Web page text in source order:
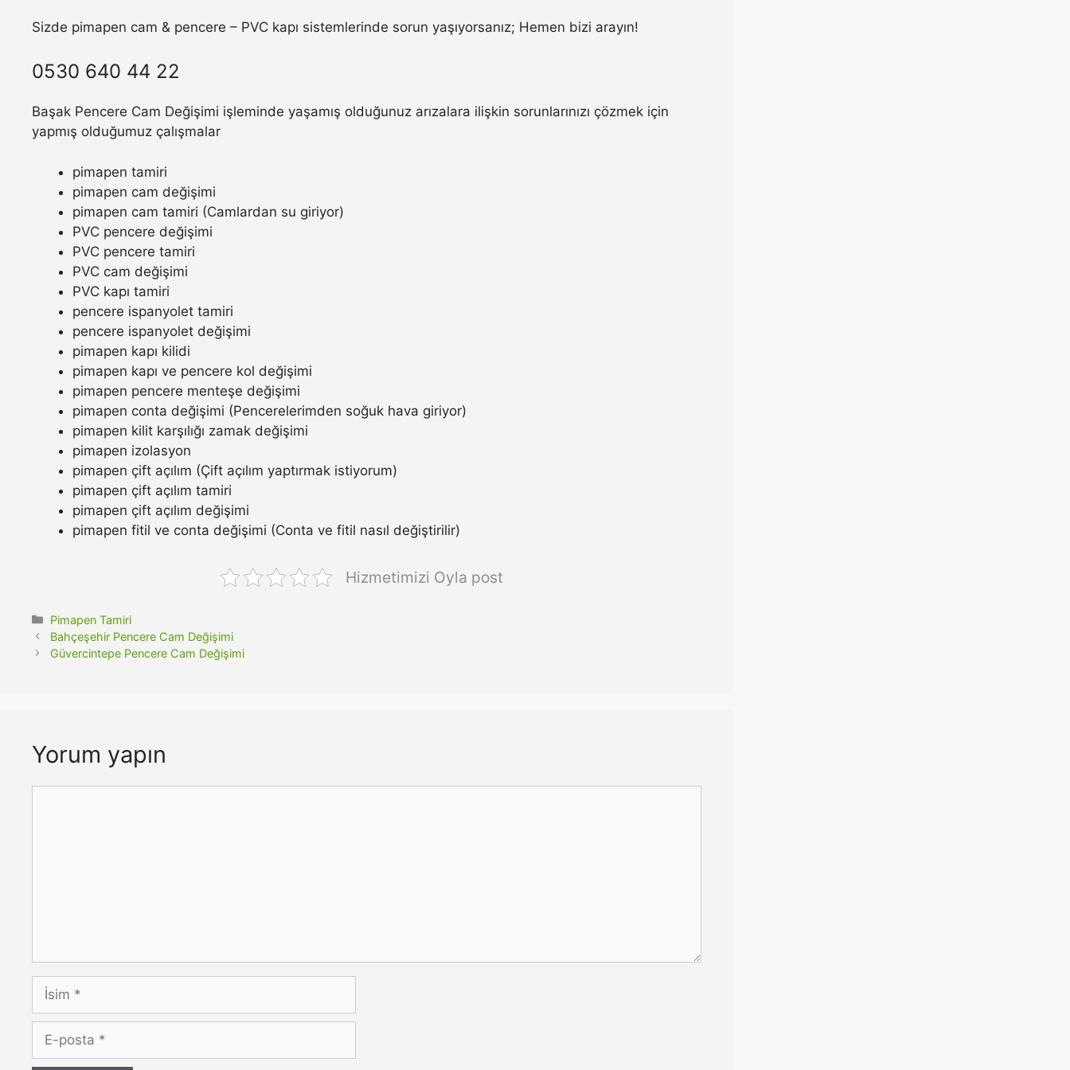
Sizde pimapen cam & pencere – PVC kapı sistemlerinde sorun yaşıyorsanız; Hemen bizi arayın!
0530 640 44 22
Başak Pencere Cam Değişimi işleminde yaşamış olduğunuz arızalara ilişkin sorunlarınızı çözmek için
yapmış olduğumuz çalışmalar
pimapen tamiri
pimapen cam değişimi
pimapen cam tamiri (Camlardan su giriyor)
PVC pencere değişimi
PVC pencere tamiri
PVC cam değişimi
PVC kapı tamiri
pencere ispanyolet tamiri
pencere ispanyolet değişimi
pimapen kapı kilidi
pimapen kapı ve pencere kol değişimi
pimapen pencere menteşe değişimi
pimapen conta değişimi (Pencerelerimden soğuk hava giriyor)
pimapen kilit karşılığı zamak değişimi
pimapen izolasyon
pimapen çift açılım (Çift açılım yaptırmak istiyorum)
pimapen çift açılım tamiri
pimapen çift açılım değişimi
pimapen fitil ve conta değişimi (Conta ve fitil nasıl değiştirilir)
Hizmetimizi Oyla post
Kategoriler
Pimapen Tamiri
Bahçeşehir Pencere Cam Değişimi
Güvercintepe Pencere Cam Değişimi
Yorum yapın
İsim
posta